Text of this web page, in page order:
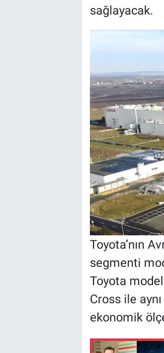
sağlayacak.
Toyota’nın
segmenti
Toyota
Cross ile
ekonomik